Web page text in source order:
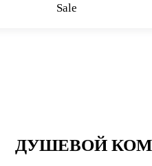
Sale
ДУШЕВОЙ